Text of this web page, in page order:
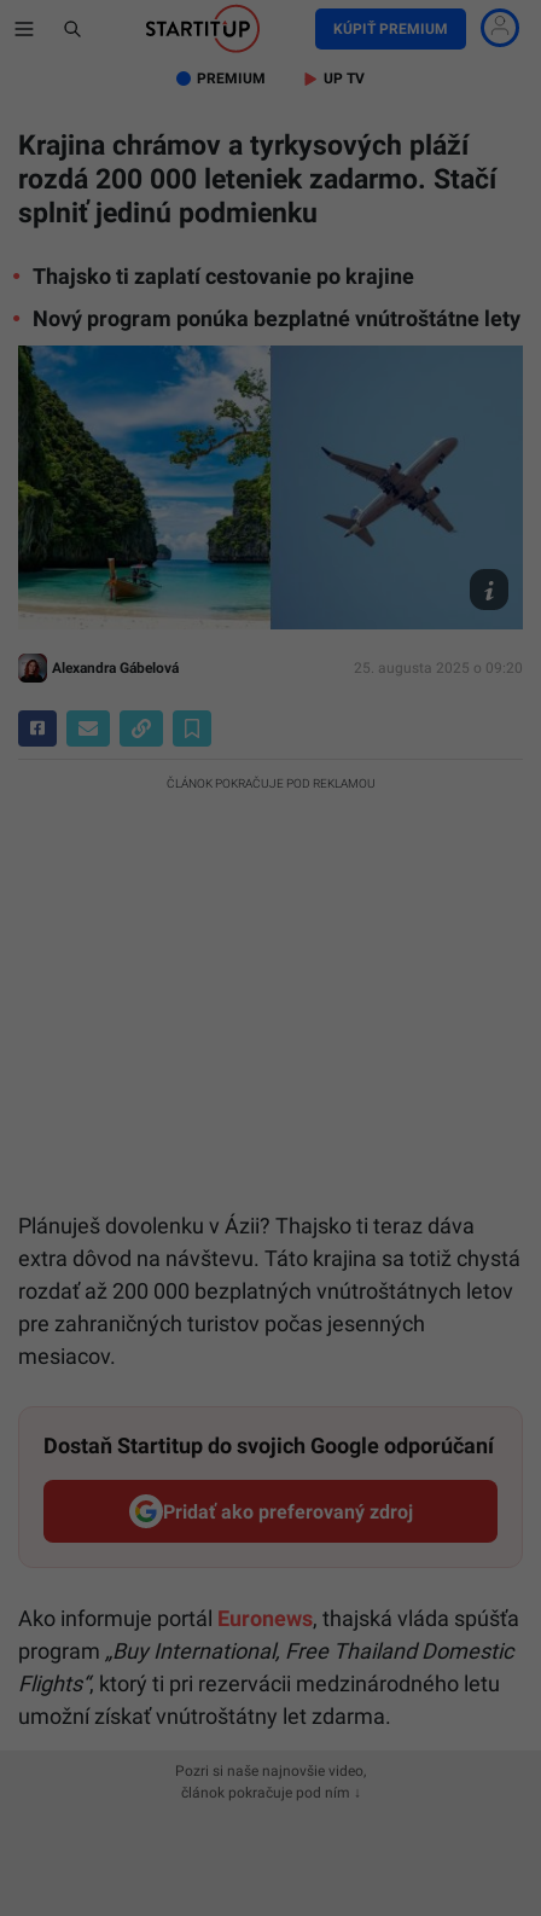
KÚPIŤ PREMIUM
PREMIUM UP TV
Krajina chrámov a tyrkysových pláží
rozdá 200 000 leteniek zadarmo. Stačí
splniť jedinú podmienku
Thajsko ti zaplatí cestovanie po krajine
Nový program ponúka bezplatné vnútroštátne lety
Archív
Canva
Alexandra Gábelová 25. augusta 2025 o 09:20
ČLÁNOK POKRAČUJE POD REKLAMOU
Plánuješ dovolenku v Ázii? Thajsko ti teraz dáva
extra dôvod na návštevu. Táto krajina sa totiž chystá
rozdať až 200 000 bezplatných vnútroštátnych letov
pre zahraničných turistov počas jesenných
mesiacov.
Dostaň Startitup do svojich Google odporúčaní
Pridať ako preferovaný zdroj
Startitup, odkaz sa otvorí v
Ako informuje portál Euronews, thajská vláda spúšťa
program „Buy International, Free Thailand Domestic
Flights“, ktorý ti pri rezervácii medzinárodného letu
umožní získať vnútroštátny let zdarma.
Pozri si naše najnovšie video,
článok pokračuje pod ním ↓